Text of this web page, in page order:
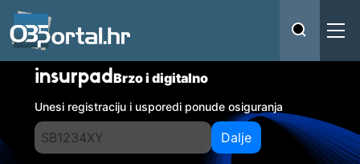
insurpadBrzo i digitalno
Unesi registraciju i usporedi ponude osiguranja
Dalje